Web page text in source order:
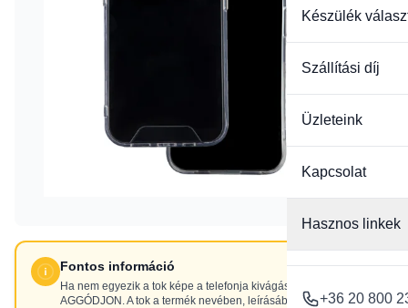
Készülék
Szállítási díj
Üzleteink
Kapcsolat
Hasznos linkek
+36 20 800
Fontos információ
Ha nem egyezik a tok képe a telefonja kivágásaival, NE
AGGÓDJON. A tok a termék nevében, leírásában szereplő